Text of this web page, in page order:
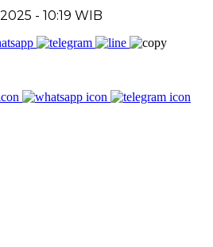
- 10:19 WIB